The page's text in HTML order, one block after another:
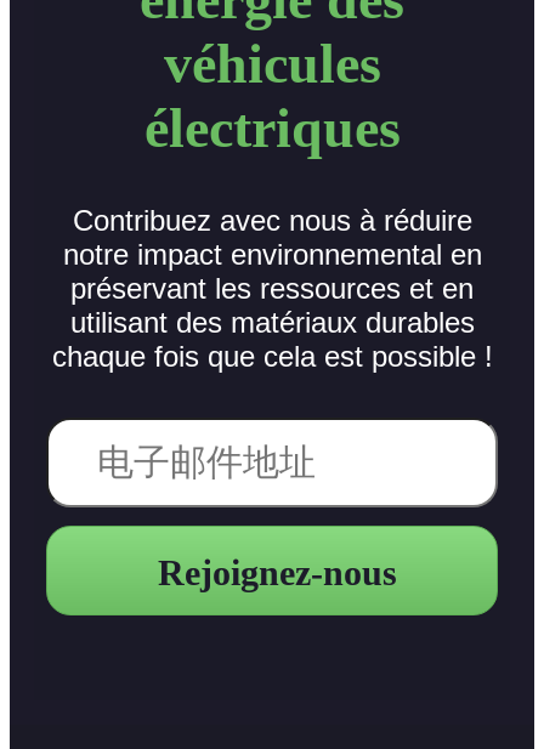
véhicules
électriques
Contribuez avec nous à réduire
notre impact environnemental en
préservant les ressources et en
utilisant des matériaux durables
chaque fois que cela est possible !
Rejoignez-nous